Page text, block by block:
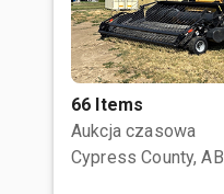
66 Items
Aukcja czasowa
Cypress County, AB